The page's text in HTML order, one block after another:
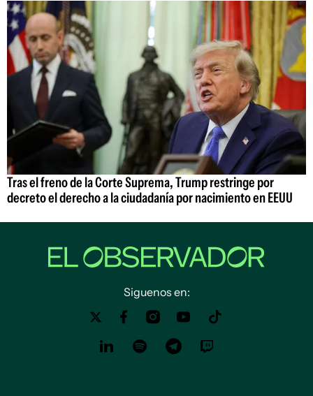
Tras el freno de la Corte Suprema, Trump restringe por
decreto el derecho a la ciudadanía por nacimiento en EEUU
Siguenos en: